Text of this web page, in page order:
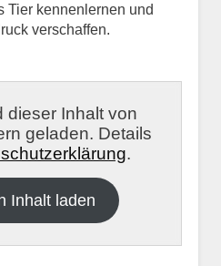
Tier kennenlernen und
verschaffen.
dieser Inhalt von
geladen. Details
.
Inhalt laden